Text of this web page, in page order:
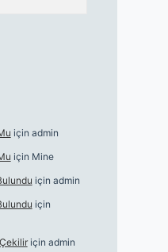
için admin
için Mine
için admin
için
için admin